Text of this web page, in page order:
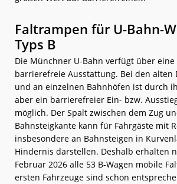
Faltrampen für U-Bahn-
Typs B
Die Münchner U-Bahn verfügt über
barrierefreie Ausstattung. Bei den alten
und an einzelnen Bahnhöfen ist durch
aber ein barrierefreier Ein- bzw.
möglich. Der Spalt zwischen dem Zug
Bahnsteigkante kann für Fahrgäste mit
insbesondere an Bahnsteigen in
Hindernis darstellen. Deshalb erhalten
Februar 2026 alle 53 B-Wagen mobile
ersten Fahrzeuge sind schon